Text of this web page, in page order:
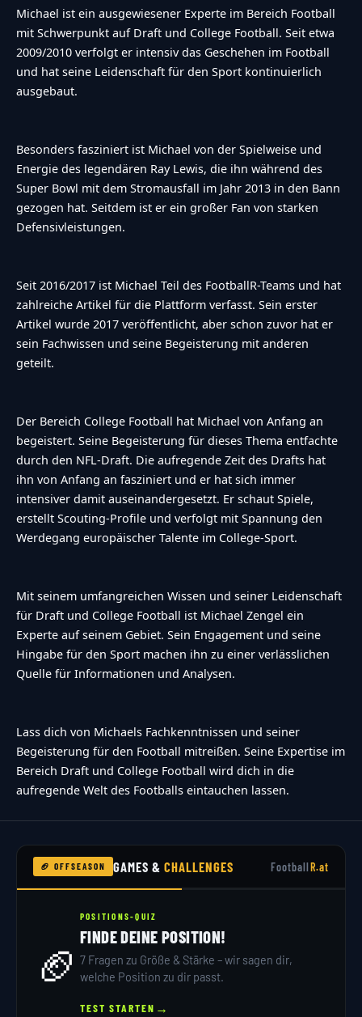
Michael ist ein ausgewiesener Experte im Bereich Football
mit Schwerpunkt auf Draft und College Football. Seit etwa
2009/2010 verfolgt er intensiv das Geschehen im Football
und hat seine Leidenschaft für den Sport kontinuierlich
ausgebaut.
Besonders fasziniert ist Michael von der Spielweise und
Energie des legendären Ray Lewis, die ihn während des
Super Bowl mit dem Stromausfall im Jahr 2013 in den Bann
gezogen hat. Seitdem ist er ein großer Fan von starken
Defensivleistungen.
Seit 2016/2017 ist Michael Teil des FootballR-Teams und hat
zahlreiche Artikel für die Plattform verfasst. Sein erster
Artikel wurde 2017 veröffentlicht, aber schon zuvor hat er
sein Fachwissen und seine Begeisterung mit anderen
geteilt.
Der Bereich College Football hat Michael von Anfang an
begeistert. Seine Begeisterung für dieses Thema entfachte
durch den NFL-Draft. Die aufregende Zeit des Drafts hat
ihn von Anfang an fasziniert und er hat sich immer
intensiver damit auseinandergesetzt. Er schaut Spiele,
erstellt Scouting-Profile und verfolgt mit Spannung den
Werdegang europäischer Talente im College-Sport.
Mit seinem umfangreichen Wissen und seiner Leidenschaft
für Draft und College Football ist Michael Zengel ein
Experte auf seinem Gebiet. Sein Engagement und seine
Hingabe für den Sport machen ihn zu einer verlässlichen
Quelle für Informationen und Analysen.
Lass dich von Michaels Fachkenntnissen und seiner
Begeisterung für den Football mitreißen. Seine Expertise im
Bereich Draft und College Football wird dich in die
aufregende Welt des Footballs eintauchen lassen.
🏈 OFFSEASON GAMES &CHALLENGES FootballR.at
🏈
POSITIONS-QUIZ
FINDE DEINE POSITION!
7 Fragen zu Größe & Stärke – wir sagen dir,
welche Position zu dir passt.
TEST STARTEN →